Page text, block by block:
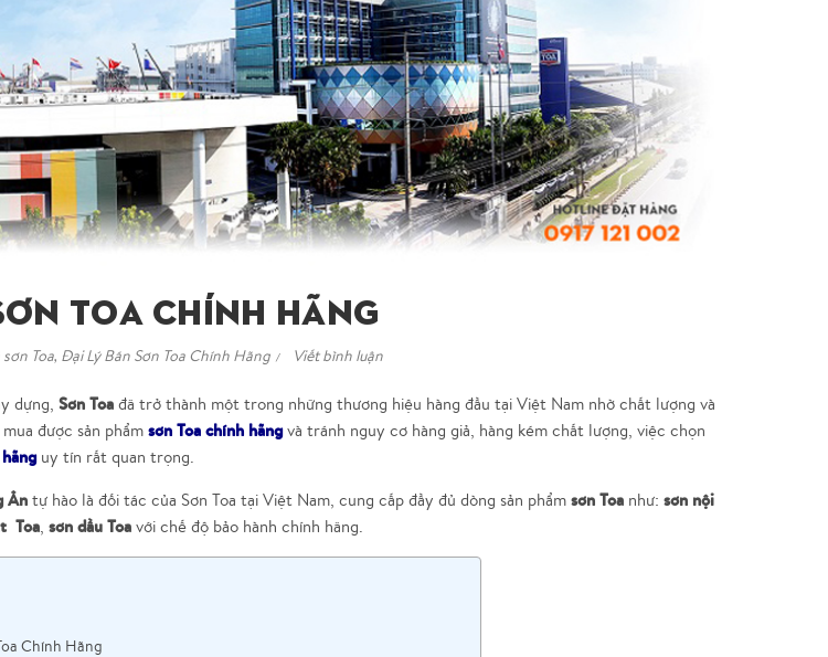
Toa Chính Hãng
Toa, Đại Lý Bán Sơn Toa Chính Hãng Viết bình luận
dựng, Sơn Toađã trở thành một trong những thương hiệu hàng đầu tại Việt Nam nhờ chất lượng và
được sản phẩm sơn Toa chính hãngvà tránh nguy cơ hàng giả, hàng kém chất lượng, việc chọn
uy tín rất quan trọng.
Ântự hào là đối tác của Sơn Toa tại Việt Nam, cung cấp đầy đủ dòng sản phẩm sơn Toa như: sơn nội
Toa, sơn dầu Toavới chế độ bảo hành chính hãng.
Chính Hãng